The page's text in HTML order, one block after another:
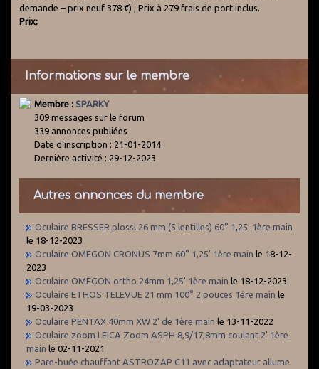
demande – prix neuf 378 €) ; Prix à 279 frais de port inclus.
Prix:
Informations sur le membre
Membre : SPARKY
309 messages sur le forum
339 annonces publiées
Date d'inscription : 21-01-2014
Dernière activité : 29-12-2023
Autres annonces du membre
Oculaire BRESSER plossl 26 mm (5 lentilles) 60° 1,25' 1ère main
le 18-12-2023
Oculaire OMEGON CRONUS 7mm 60° 1,25' 1ère main le 18-12-
2023
Oculaire OMEGON ortho 24mm 1,25' 1ère main le 18-12-2023
Oculaire ETHOS TELEVUE 21 mm 100° 2 pouces 1ére main le
19-03-2023
Oculaire PENTAX 40mm XW 2' de 1ère main le 13-11-2022
Oculaire zoom LEICA Zoom ASPH 8,9/17,8mm coulant 2' 1ère
main le 02-11-2021
Pare-buée chauffant ASTROZAP C11 avec adaptateur allume